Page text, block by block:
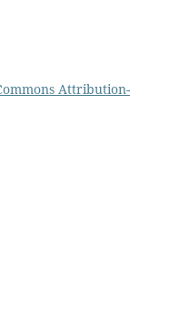
Attribution-